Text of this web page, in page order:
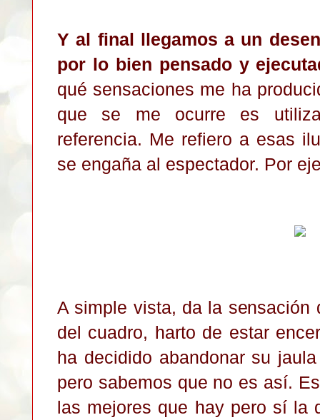
Y al final llegamos a un
por lo bien pensado y
qué sensaciones me ha
que se me ocurre es
referencia. Me refiero a esas
se engaña al espectador. Por
A simple vista, da la sensación
del cuadro, harto de estar
ha decidido abandonar su
pero sabemos que no es así.
las mejores que hay pero sí la